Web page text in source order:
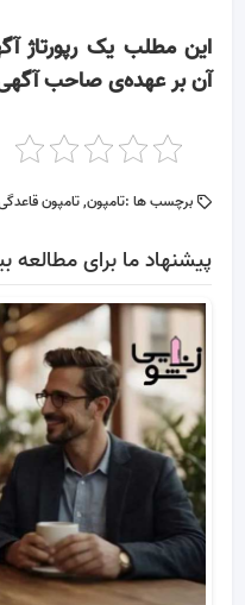
این مطلب یک رپورتاژ
آن بر عهده‌ی صاحب
برچسب ها :تامپون,تامپون
پیشنهاد ما برای مطالعه